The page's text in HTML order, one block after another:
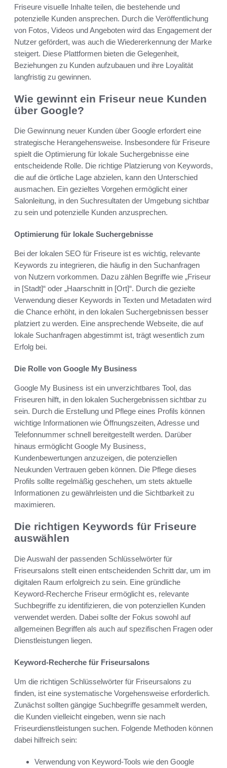
Friseure visuelle Inhalte teilen, die bestehende und
potenzielle Kunden ansprechen. Durch die Veröffentlichung
von Fotos, Videos und Angeboten wird das Engagement der
Nutzer gefördert, was auch die Wiedererkennung der Marke
steigert. Diese Plattformen bieten die Gelegenheit,
Beziehungen zu Kunden aufzubauen und ihre Loyalität
langfristig zu gewinnen.
Wie gewinnt ein Friseur neue Kunden
über Google?
Die Gewinnung neuer Kunden über Google erfordert eine
strategische Herangehensweise. Insbesondere für Friseure
spielt die Optimierung für lokale Suchergebnisse eine
entscheidende Rolle. Die richtige Platzierung von Keywords,
die auf die örtliche Lage abzielen, kann den Unterschied
ausmachen. Ein gezieltes Vorgehen ermöglicht einer
Salonleitung, in den Suchresultaten der Umgebung sichtbar
zu sein und potenzielle Kunden anzusprechen.
Optimierung für lokale Suchergebnisse
Bei der lokalen SEO für Friseure ist es wichtig, relevante
Keywords zu integrieren, die häufig in den Suchanfragen
von Nutzern vorkommen. Dazu zählen Begriffe wie „Friseur
in [Stadt]“ oder „Haarschnitt in [Ort]“. Durch die gezielte
Verwendung dieser Keywords in Texten und Metadaten wird
die Chance erhöht, in den lokalen Suchergebnissen besser
platziert zu werden. Eine ansprechende Webseite, die auf
lokale Suchanfragen abgestimmt ist, trägt wesentlich zum
Erfolg bei.
Die Rolle von Google My Business
Google My Business ist ein unverzichtbares Tool, das
Friseuren hilft, in den lokalen Suchergebnissen sichtbar zu
sein. Durch die Erstellung und Pflege eines Profils können
wichtige Informationen wie Öffnungszeiten, Adresse und
Telefonnummer schnell bereitgestellt werden. Darüber
hinaus ermöglicht Google My Business,
Kundenbewertungen anzuzeigen, die potenziellen
Neukunden Vertrauen geben können. Die Pflege dieses
Profils sollte regelmäßig geschehen, um stets aktuelle
Informationen zu gewährleisten und die Sichtbarkeit zu
maximieren.
Die richtigen Keywords für Friseure
auswählen
Die Auswahl der passenden Schlüsselwörter für
Friseursalons stellt einen entscheidenden Schritt dar, um im
digitalen Raum erfolgreich zu sein. Eine gründliche
Keyword-Recherche Friseur ermöglicht es, relevante
Suchbegriffe zu identifizieren, die von potenziellen Kunden
verwendet werden. Dabei sollte der Fokus sowohl auf
allgemeinen Begriffen als auch auf spezifischen Fragen oder
Dienstleistungen liegen.
Keyword-Recherche für Friseursalons
Um die richtigen Schlüsselwörter für Friseursalons zu
finden, ist eine systematische Vorgehensweise erforderlich.
Zunächst sollten gängige Suchbegriffe gesammelt werden,
die Kunden vielleicht eingeben, wenn sie nach
Friseurdienstleistungen suchen. Folgende Methoden können
dabei hilfreich sein:
Verwendung von Keyword-Tools wie den Google